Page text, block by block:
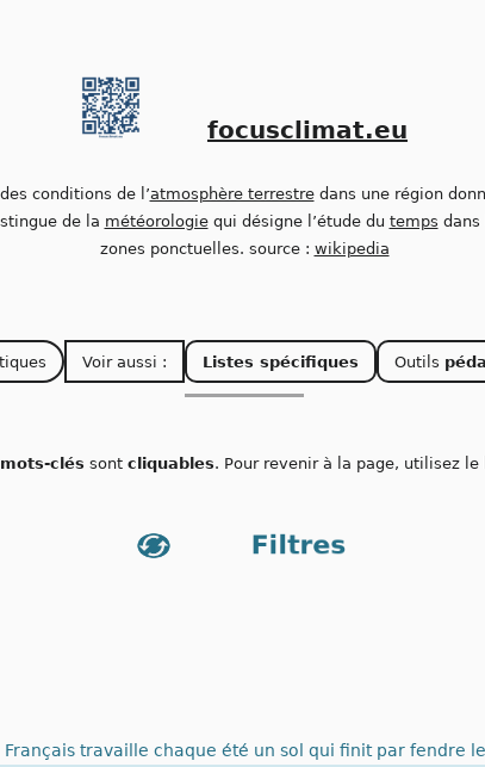
focusclimat.eu
conditions de l’atmosphère terrestredans une région
de la météorologiequi désigne l’étude du temps dans
zones ponctuelles. source : wikipedia
Voir aussi : Listes spécifiques Outils
mots-clés sont cliquables. Pour revenir à la page, utilisez le
travaille chaque été un sol qui finit par fendre